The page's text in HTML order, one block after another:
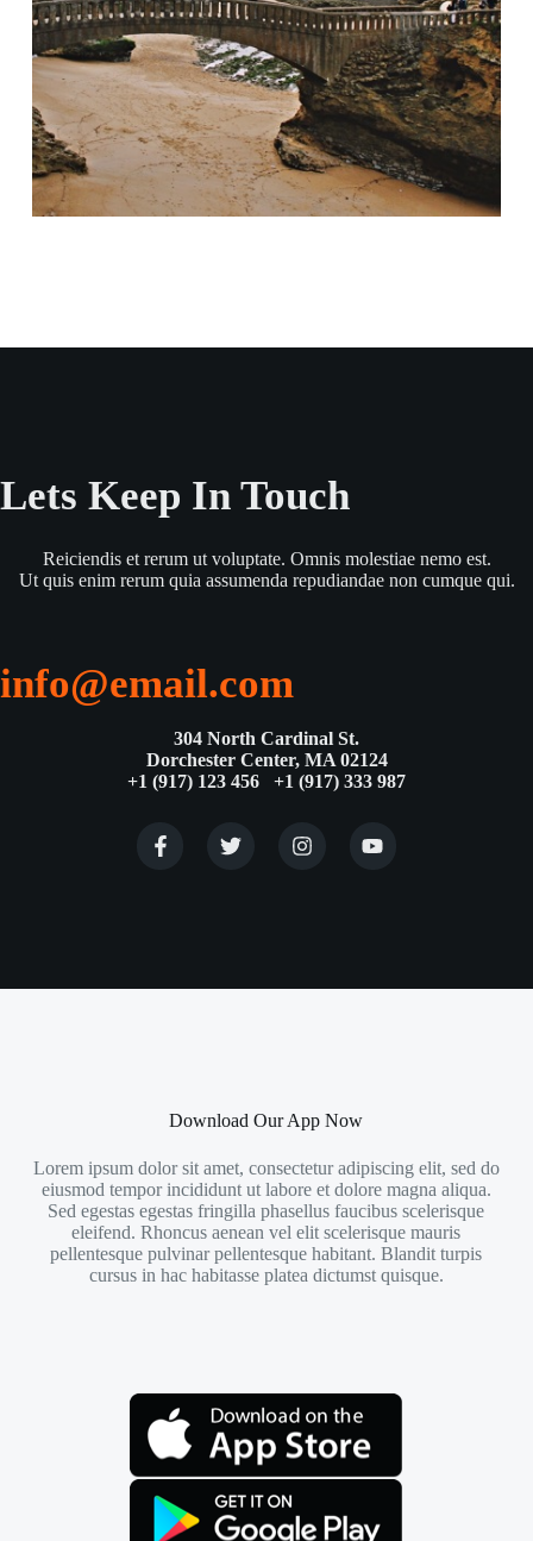
Lets Keep In Touch
Reiciendis et rerum ut voluptate. Omnis molestiae nemo est.
Ut quis enim rerum quia assumenda repudiandae non cumque qui.
info@email.com
304 North Cardinal St.
Dorchester Center, MA 02124
+1 (917) 123 456 +1 (917) 333 987
Download Our App Now
Lorem ipsum dolor sit amet, consectetur adipiscing elit, sed do
eiusmod tempor incididunt ut labore et dolore magna aliqua.
Sed egestas egestas fringilla phasellus faucibus scelerisque
eleifend. Rhoncus aenean vel elit scelerisque mauris
pellentesque pulvinar pellentesque habitant. Blandit turpis
cursus in hac habitasse platea dictumst quisque.